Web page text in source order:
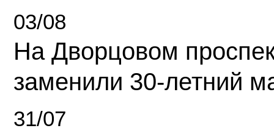
03/08
На Дворцовом
заменили 30-летний
31/07